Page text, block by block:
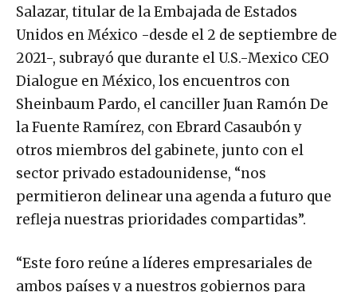
Salazar, titular de la Embajada de Estados
Unidos en México -desde el 2 de septiembre de
2021-, subrayó que durante el U.S.-Mexico CEO
Dialogue en México, los encuentros con
Sheinbaum Pardo, el canciller Juan Ramón De
la Fuente Ramírez, con Ebrard Casaubón y
otros miembros del gabinete, junto con el
sector privado estadounidense, “nos
permitieron delinear una agenda a futuro que
refleja nuestras prioridades compartidas”.
“Este foro reúne a líderes empresariales de
ambos países y a nuestros gobiernos para